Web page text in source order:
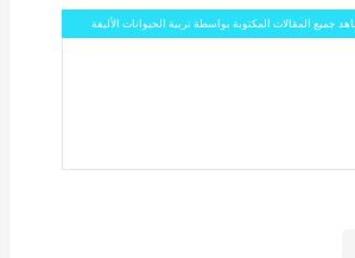
جميع المقالات المكتوبة بواسطة تربية الحيوانات الأليفة